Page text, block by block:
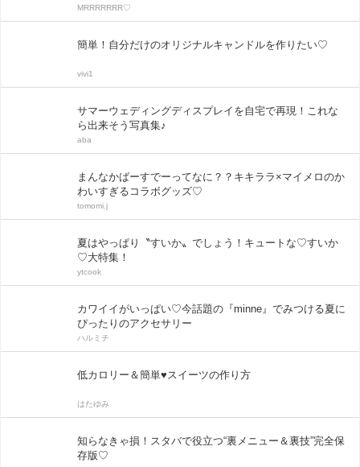
MRRRRRRR♡
簡単！自分だけのオリジナルキャンドルを作りたい♡
vivi1
サマーウェディングディスプレイを自宅で再現！これな
ら出来そう写真集♪
aba
まんなかばーすでーってなに？？キキララ×マイメロのか
わいすぎるコラボグッズ♡
tomomi.j
夏はやっぱり〝すいか〟でしょう！キュートな♡すいか
♡大特集！
ytcook
カワイイがいっぱい♡今話題の『minne』でみつける夏に
ぴったりのアクセサリー
ハルミチ
低カロリー＆簡単♥スイーツの作り方
はたゆみ
知らなきゃ損！スタバで役立つ“裏メニュー＆裏技”完全保
存版♡